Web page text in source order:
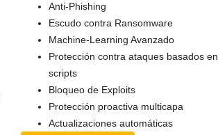
Anti-Phishing
Escudo contra Ransomware
Machine-Learning Avanzado
Protección contra ataques basados en
scripts
Bloqueo de Exploits
Protección proactiva multicapa
Actualizaciones automáticas